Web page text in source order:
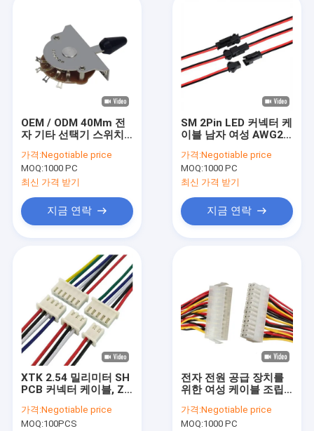
OEM / ODM 40Mm 전
자 기타 선택기 스위치
가격:Negotiable price
MOQ:1000 PC
최신 가격 받기
지금 연락
SM 2Pin LED 커넥터 케
이블 남자 여성 AWG22
가격:Negotiable price
MOQ:1000 PC
최신 가격 받기
지금 연락
XTK 2.54 밀리미터 SH
PCB 커넥터 케이블, ZH
가격:Negotiable price
MOQ:100PCS
전자 전원 공급 장치를
위한 여성 케이블 조립
리미터 24P
가격:Negotiable price
MOQ:1000 PC